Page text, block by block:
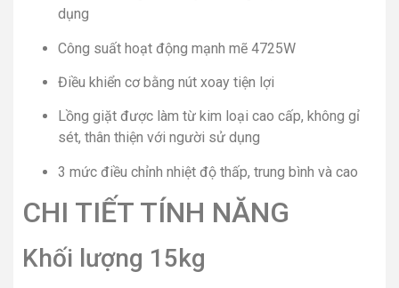
dụng
Công suất hoạt động mạnh mẽ 4725W
Điều khiển cơ bằng nút xoay tiện lợi
Lồng giặt được làm từ kim loại cao cấp, không gỉ
sét, thân thiện với người sử dụng
3 mức điều chỉnh nhiệt độ thấp, trung bình và cao
CHI TIẾT TÍNH NĂNG
Khối lượng 15kg